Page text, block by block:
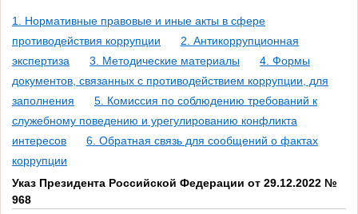
1. Нормативные правовые и иные акты в сфере
противодействия коррупции
2. Антикоррупционная
экспертиза
3. Методические материалы
4. Формы
документов, связанных с противодействием коррупции, для
заполнения
5. Комиссия по соблюдению требований к
служебному поведению и урегулированию конфликта
интересов
6. Обратная связь для сообщений о фактах
коррупции
Указ Президента Российской Федерации от 29.12.2022 №
968